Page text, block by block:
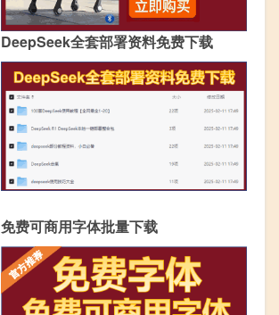
DeepSeek全套部署资料免费下载
免费可商用字体批量下载